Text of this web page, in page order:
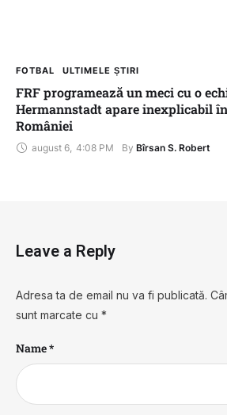
FOTBAL ULTIMELE ȘTIRI
FRF programează un meci cu o
Hermannstadt apare inexplicabil
României
august 6 4:08 PM By Bîrsan S. Robert
Leave a Reply
Adresa ta de email nu va fi publicată.
sunt marcate cu *
Name *